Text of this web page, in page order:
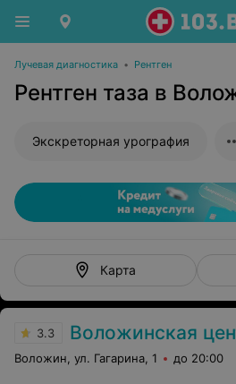
Лучевая диагностика • Рентген
Рентген таза в
Экскреторная урография
Карта
3.3 Воложинская центральная
Воложин, ул. Гагарина, 1 до 20:00